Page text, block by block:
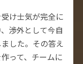
け士気が完全に
渉外として今自
した。その答え
って、チームに